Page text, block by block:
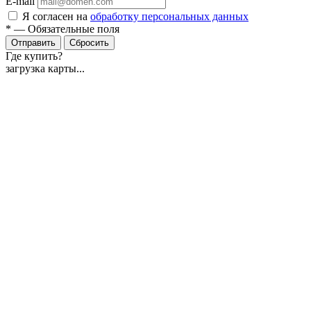
Я согласен на обработку персональных данных
* — Обязательные поля
Отправить Сбросить
Где купить?
загрузка карты...